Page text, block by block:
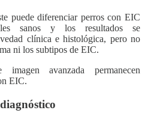
puede diferenciar perros con EIC
sanos y los resultados se
clínica e histológica, pero no
ni los subtipos de EIC.
imagen avanzada permanecen
EIC.